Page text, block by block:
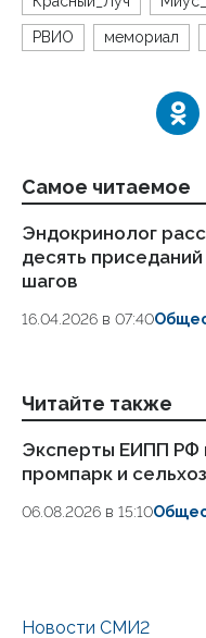
РВИО мемориал
Самое читаемое
Эндокринолог
десять
шагов
16.04.2026 в 07:40
Читайте также
Эксперты ЕИПП РФ
промпарк и
06.08.2026 в 15:10
Новости СМИ2